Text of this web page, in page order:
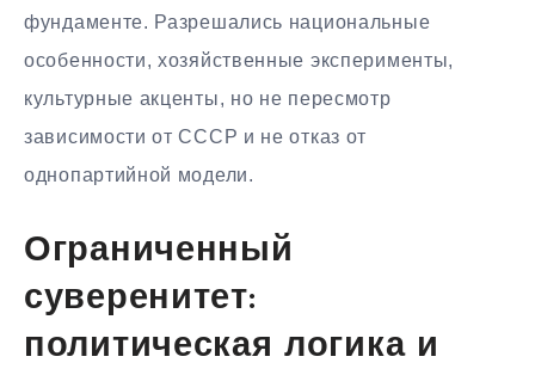
фундаменте. Разрешались национальные
особенности, хозяйственные эксперименты,
культурные акценты, но не пересмотр
зависимости от СССР и не отказ от
однопартийной модели.
Ограниченный
суверенитет:
политическая логика и